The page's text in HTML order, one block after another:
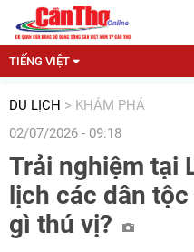
TIẾNG VIỆT
DU LỊCH > KHÁM PHÁ
02/07/2026 - 09:18
Trải nghiệm tại
lịch các dân
gì thú vị?